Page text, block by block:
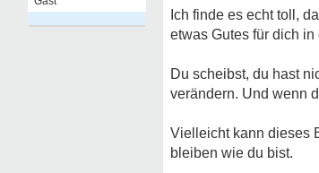
Ich finde es echt toll,
etwas Gutes für dich
Du scheibst, du hast
verändern. Und wenn
Vielleicht kann dieses
bleiben wie du bist.